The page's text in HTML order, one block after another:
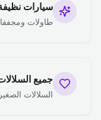
سيارات
طاولات
جميع
السلالات